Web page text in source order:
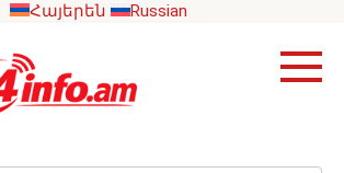
Հայերեն Russian